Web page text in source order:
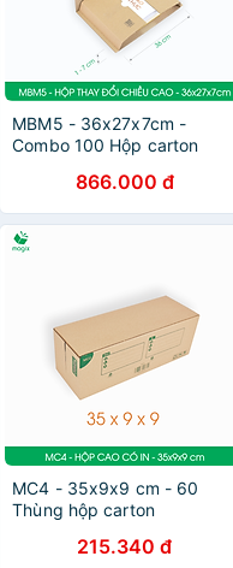
MBM5 - 36x27x7cm -
Combo 100 Hộp carton
carton đóng hàng
866.000 đ
MC4 - 35x9x9 cm - 60
Thùng hộp carton
215.340 đ